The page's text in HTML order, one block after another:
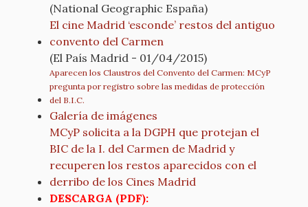
(National Geographic España)
El cine Madrid ‘esconde’ restos del antiguo
convento del Carmen
(El País Madrid - 01/04/2015)
Aparecen los Claustros del Convento del Carmen: MCyP
pregunta por registro sobre las medidas de protección
del B.I.C.
Galería de imágenes
MCyP solicita a la DGPH que protejan el
BIC de la I. del Carmen de Madrid y
recuperen los restos aparecidos con el
derribo de los Cines Madrid
DESCARGA (PDF):